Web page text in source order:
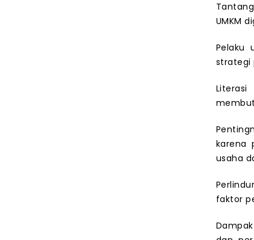
UMKM
Pelaku
strategi
karena
usaha
faktor